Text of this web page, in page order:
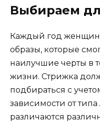
Выбираем
Каждый год
образы, которые
наилучшие черты в
жизни. Стрижка
подбираться с
зависимости от
различаются